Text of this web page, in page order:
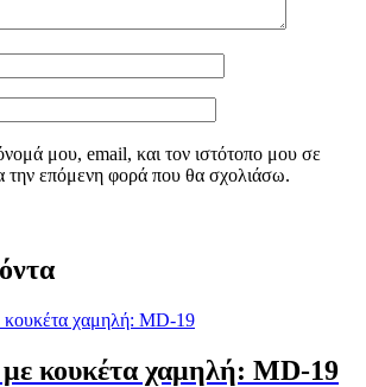
μου, email, και τον ιστότοπο μου σε
την επόμενη φορά που θα σχολιάσω.
κουκέτα χαμηλή: MD-19